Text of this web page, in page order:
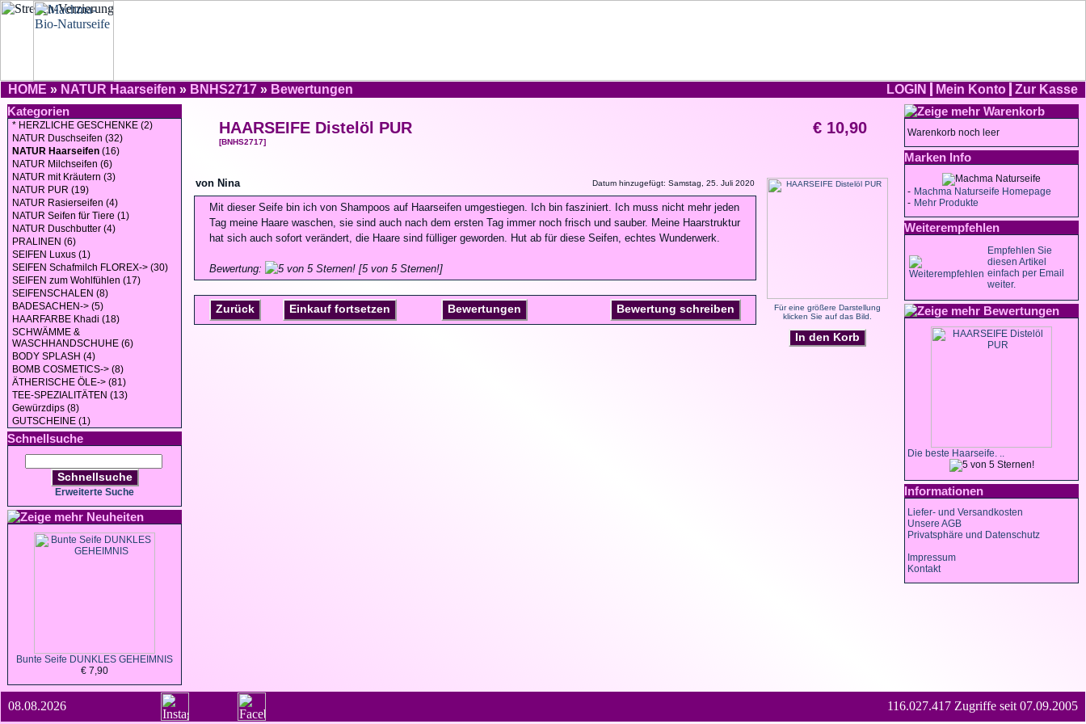
HOME » NATUR Haarseifen » BNHS2717 » Bewertungen LOGIN Mein Konto
Zur Kasse
Kategorien
* HERZLICHE GESCHENKE (2)
NATUR Duschseifen (32)
NATUR Haarseifen (16)
NATUR Milchseifen (6)
NATUR mit Kräutern (3)
NATUR PUR (19)
NATUR Rasierseifen (4)
NATUR Seifen für Tiere (1)
NATUR Duschbutter (4)
PRALINEN (6)
SEIFEN Luxus (1)
SEIFEN Schafmilch FLOREX-> (30)
SEIFEN zum Wohlfühlen (17)
SEIFENSCHALEN (8)
BADESACHEN-> (5)
HAARFARBE Khadi (18)
SCHWÄMME &
WASCHHANDSCHUHE (6)
BODY SPLASH (4)
BOMB COSMETICS-> (8)
ÄTHERISCHE ÖLE-> (81)
TEE-SPEZIALITÄTEN (13)
Gewürzdips (8)
GUTSCHEINE (1)
Schnellsuche
Schnellsuche
Erweiterte Suche
Neuheiten
Bunte Seife DUNKLES GEHEIMNIS
€ 7,90
HAARSEIFE Distelöl PUR
[BNHS2717]
€ 10,90
von Nina Datum hinzugefügt: Samstag, 25. Juli 2020
Mit dieser Seife bin ich von Shampoos auf Haarseifen umgestiegen. Ich bin fasziniert. Ich muss nicht mehr jeden
Tag meine Haare waschen, sie sind auch nach dem ersten Tag immer noch frisch und sauber. Meine Haarstruktur
hat sich auch sofort verändert, die Haare sind fülliger geworden. Hut ab für diese Seifen, echtes Wunderwerk.
Bewertung: [5 von 5 Sternen!]
Zurück Einkauf fortsetzen Bewertungen Bewertung schreiben
Für eine größere Darstellung
klicken Sie auf das Bild.
In den Korb
Warenkorb
Warenkorb noch leer
Marken Info
- Machma Naturseife Homepage
- Mehr Produkte
Weiterempfehlen
Empfehlen Sie
diesen Artikel
einfach per Email
weiter.
Bewertungen
Die beste Haarseife. ..
Informationen
Liefer- und Versandkosten
Unsere AGB
Privatsphäre und Datenschutz
Impressum
Kontakt
08.08.2026 116.027.417 Zugriffe seit 07.09.2005